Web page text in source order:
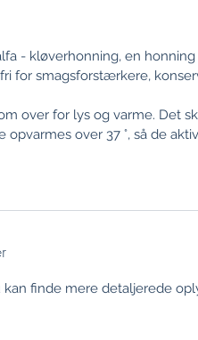
- kløverhonning, en
for smagsforstærkere,
over for lys og varme. Det
over 37 °, så de
kan finde mere detaljerede